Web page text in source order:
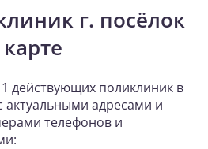
г. посёлок
действующих поликлиник в
актуальными адресами и
телефонов и